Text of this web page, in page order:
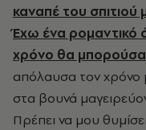
καναπέ του σπιτιού
Έχω ένα ρομαντικό
χρόνο θα μπορούσα
απόλαυσα τον χρόνο
στα βουνά
Πρέπει να μου